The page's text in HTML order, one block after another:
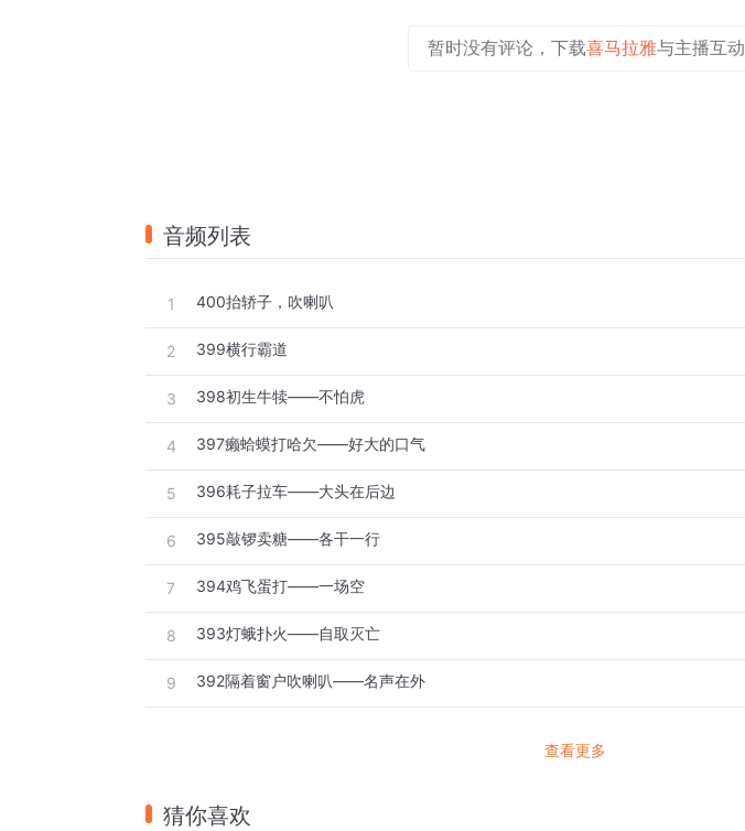
暂时没有评论，下载喜马拉雅与主播互动
音频列表
1 400抬轿子，吹喇叭
2 399横行霸道
3 398初生牛犊——不怕虎
4 397癞蛤蟆打哈欠——好大的口气
5 396耗子拉车——大头在后边
6 395敲锣卖糖——各干一行
7 394鸡飞蛋打——一场空
8 393灯蛾扑火——自取灭亡
9 392隔着窗户吹喇叭——名声在外
查看更多
猜你喜欢